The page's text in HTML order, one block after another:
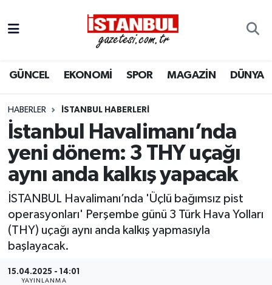
GÜNCEL EKONOMİ SPOR MAGAZİN DÜNYA
HABERLER İSTANBUL HABERLERI
İstanbul Havalimanı’nda
yeni dönem: 3 THY uçağı
aynı anda kalkış yapacak
İSTANBUL Havalimanı’nda 'Üçlü bağımsız pist
operasyonları' Perşembe günü 3 Türk Hava Yolları
(THY) uçağı aynı anda kalkış yapmasıyla
başlayacak.
15.04.2025 - 14:01
YAYINLANMA
EKONOMİ
İSTANBUL
DÜNYA
SPOR
MAGAZİN
KÜLTÜR SANAT
Nöbetçi Eczaneler
Hava Durumu
Trafik Durumu
Süper Lig Puan Durumu ve Fikstür
Tüm Manşetler
Son Dakika Haberleri
Haber Arşivi